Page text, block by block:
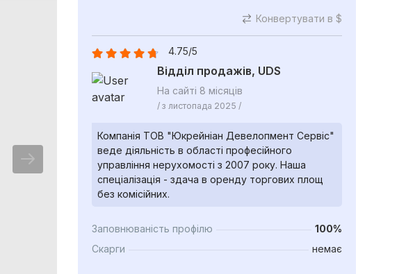
Конвертувати в $
4.75/5
Відділ продажів, UDS
На сайті 8 місяців
/ з листопада 2025 /
Компанія ТОВ "Юкрейніан Девелопмент Сервіс"
веде діяльність в області професійного
управління нерухомості з 2007 року. Наша
спеціалізація - здача в оренду торгових площ
без комісійних.
Заповнюваність профілю
100%
Скарги
немає